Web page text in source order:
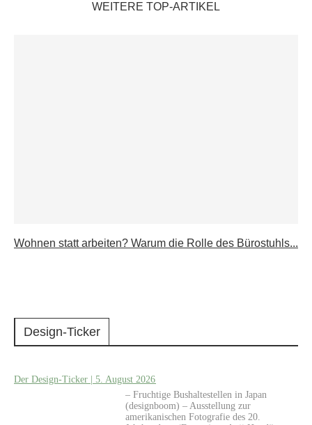
WEITERE TOP-ARTIKEL
Wohnen statt arbeiten? Warum die Rolle des Bürostuhls...
Design-Ticker
Der Design-Ticker | 5. August 2026
– Fruchtige Bushaltestellen in Japan
(designboom) – Ausstellung zur
amerikanischen Fotografie des 20.